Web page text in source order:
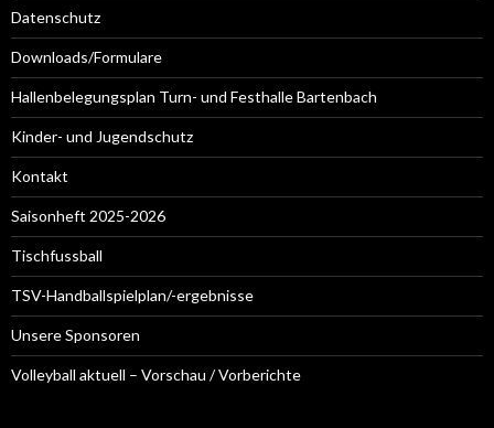
Datenschutz
Downloads/Formulare
Hallenbelegungsplan Turn- und Festhalle Bartenbach
Kinder- und Jugendschutz
Kontakt
Saisonheft 2025-2026
Tischfussball
TSV-Handballspielplan/-ergebnisse
Unsere Sponsoren
Volleyball aktuell – Vorschau / Vorberichte